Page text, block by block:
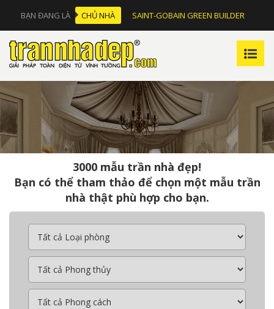
BẠN ĐANG LÀ CHỦ NHÀ SAINT-GOBAIN GREEN BUILDER
3000 mẫu trần nhà đẹp!
Bạn có thể tham thảo để chọn một mẫu trần
nhà thật phù hợp cho bạn.